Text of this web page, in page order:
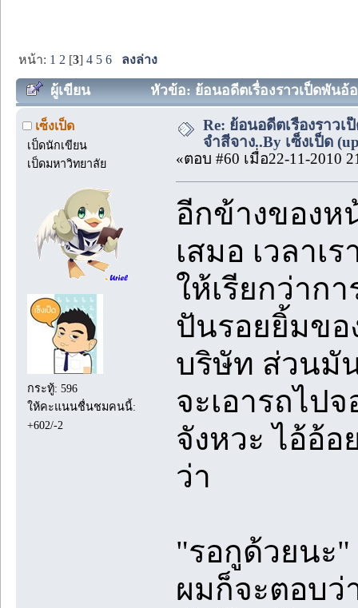
หน้า: 1 2 [3]4 5 6 ลงล่าง
ผู้เขียน หัวข้อ: ย้อนอดีตเรื่องราวเป็ดพันอ้อ
เซ็งเป็ด
เป็ดนักเขียน
เป็ดมหาวิทยาลัย
กระทู้: 596
ให้คะแนนชื่นชมคนนี้:
+602/-2
Re: ย้อนอดีตเรื่องราว
จำสีจาง..By เซ็งเป็ด
«ตอบ #60 เมื่อ22-11-2010
อีกข้างของห
เสมอ เวลาเ
ให้เรียกว่าก
ปันรอยยิ้มขอ
บริษัท ส่วนมั
จะเอารถไป
จังหวะ ไอ้อ้
ว่า
"รอกูด้วยนะ"
ผมก็จะตอบว่